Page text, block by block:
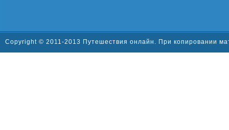
Copyright © 2011-2013 Путешествия онлайн. При копировании